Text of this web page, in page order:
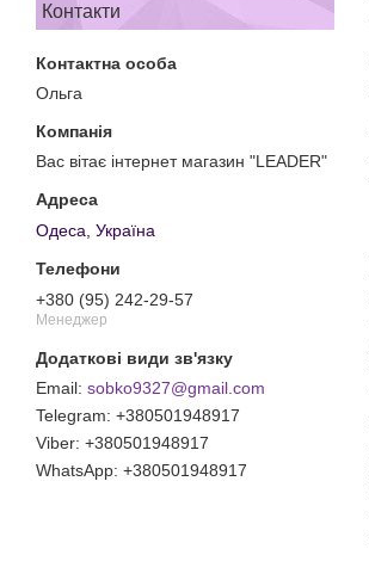
Контакти
Ольга
Вас вітає інтернет магазин "LEADER"
Одеса, Україна
+380 (95) 242-29-57
Менеджер
sobko9327@gmail.com
+380501948917
+380501948917
+380501948917